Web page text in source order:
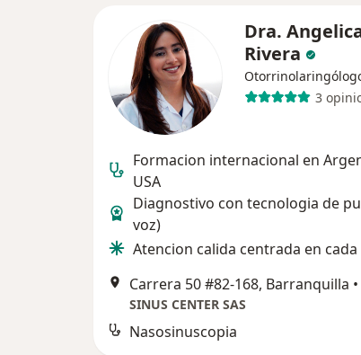
Dra.
Rivera
3
Formacion internacional en
USA
Diagnostivo con tecnologia de
voz)
Atencion calida centrada en
Carrera 50 #82-168, Barranquilla •
SINUS CENTER SAS
Nasosinuscopia